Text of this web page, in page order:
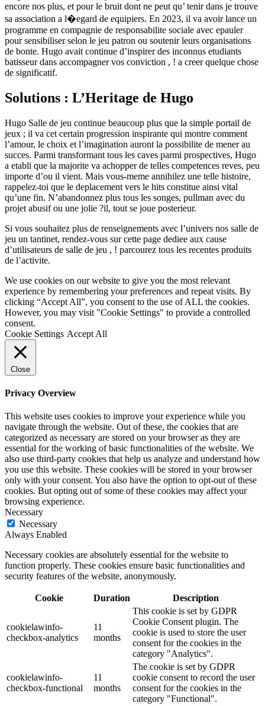
encore nos plus, et pour le bruit dont ne peut qu’ tenir dans je trouve
sa association a l�egard de equipiers. En 2023, il va avoir lance un
programme en compagnie de responsabilite sociale avec epauler
pour sensibiliser selon le jeu patron ou soutenir leurs organisations
de bonte. Hugo avait continue d’inspirer des inconnus etudiants
batisseur dans accompagner vos conviction , ! a creer quelque chose
de significatif.
Solutions : L’Heritage de Hugo
Hugo Salle de jeu continue beaucoup plus que la simple portail de
jeux ; il va cet certain progression inspirante qui montre comment
l’amour, le choix et l’imagination auront la possibilite de mener au
succes. Parmi transformant tous les caves parmi prospectives, Hugo
a etabli que la majorite va achopper de telles competences reves, peu
importe d’ou il vient. Mais vous-meme annihilez une telle histoire,
rappelez-toi que le deplacement vers le hits constitue ainsi vital
qu’une fin. N’abandonnez plus tous les songes, pullman avec du
projet abusif ou une jolie ?il, tout se joue posterieur.
Si vous souhaitez plus de renseignements avec l’univers nos salle de
jeu un tantinet, rendez-vous sur cette page dediee aux cause
d’utilisateurs de salle de jeu , ! parcourez tous les recentes produits
de l’activite.
We use cookies on our website to give you the most relevant
experience by remembering your preferences and repeat visits. By
clicking “Accept All”, you consent to the use of ALL the cookies.
However, you may visit "Cookie Settings" to provide a controlled
consent.
Cookie Settings Accept All
Close
Privacy Overview
This website uses cookies to improve your experience while you
navigate through the website. Out of these, the cookies that are
categorized as necessary are stored on your browser as they are
essential for the working of basic functionalities of the website. We
also use third-party cookies that help us analyze and understand how
you use this website. These cookies will be stored in your browser
only with your consent. You also have the option to opt-out of these
cookies. But opting out of some of these cookies may affect your
browsing experience.
Necessary
Necessary
Always Enabled
Necessary cookies are absolutely essential for the website to
function properly. These cookies ensure basic functionalities and
security features of the website, anonymously.
Cookie Duration Description
cookielawinfo-
checkbox-analytics
11
months
This cookie is set by GDPR
Cookie Consent plugin. The
cookie is used to store the user
consent for the cookies in the
category "Analytics".
cookielawinfo-
checkbox-functional
11
months
The cookie is set by GDPR
cookie consent to record the user
consent for the cookies in the
category "Functional".